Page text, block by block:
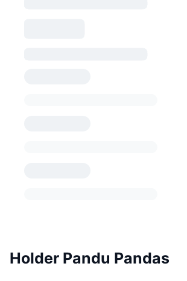
Holder Pandu Pandas